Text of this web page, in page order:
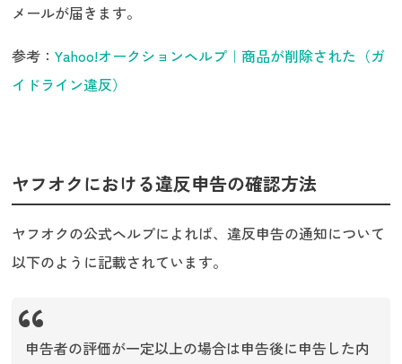
メールが届きます。
参考：Yahoo!オークションヘルプ｜商品が削除された（ガ
イドライン違反）
ヤフオクにおける違反申告の確認方法
ヤフオクの公式ヘルプによれば、違反申告の通知について
以下のように記載されています。
申告者の評価が一定以上の場合は申告後に申告した内